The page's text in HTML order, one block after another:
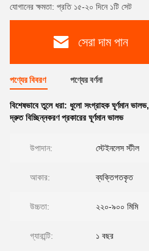
যোগানের ক্ষমতা: প্রতি ১৫-২০ দিনে ১টি সেট
সেরা দাম পান
পণ্যের বিবরণ পণ্যের বর্ণনা
বিশেষভাবে তুলে ধরা: ধুলো সংগ্রাহক ঘূর্ণমান ভালভ,
দ্রুত বিচ্ছিন্নকরণ প্রকারের ঘূর্ণমান ভালভ
উপাদান: স্টেইনলেস স্টীল
আকার: ব্যক্তিগতকৃত
উচ্চতা: ২২০-৯০০ মিমি
গ্যারান্টি: ১ বছর